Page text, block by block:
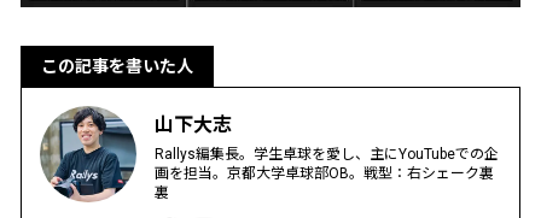
この記事を書いた人
山下大志
Rallys編集長。学生卓球を愛し、主にYouTubeでの企
画を担当。京都大学卓球部OB。戦型：右シェーク裏
裏